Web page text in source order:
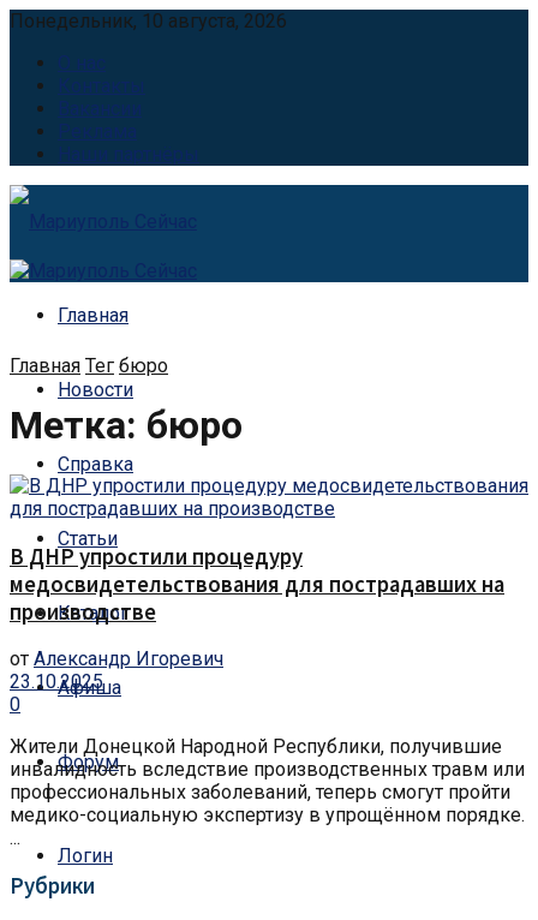
Понедельник, 10 августа, 2026
О нас
Контакты
Вакансии
Реклама
Наши партнёры
Главная
Новости
Справка
Статьи
Каталог
Афиша
Форум
Логин
Главная Тег бюро
Метка: бюро
В ДНР упростили процедуру
медосвидетельствования для пострадавших на
производстве
от Александр Игоревич
23.10.2025
0
Жители Донецкой Народной Республики, получившие
инвалидность вследствие производственных травм или
профессиональных заболеваний, теперь смогут пройти
медико-социальную экспертизу в упрощённом порядке.
...
Рубрики